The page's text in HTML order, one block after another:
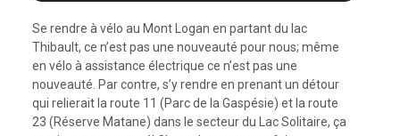
Se rendre à vélo au Mont Logan en partant du lac
Thibault, ce n’est pas une nouveauté pour nous; même
en vélo à assistance électrique ce n’est pas une
nouveauté. Par contre, s’y rendre en prenant un détour
qui relierait la route 11 (Parc de la Gaspésie) et la route
23 (Réserve Matane) dans le secteur du Lac Solitaire, ça